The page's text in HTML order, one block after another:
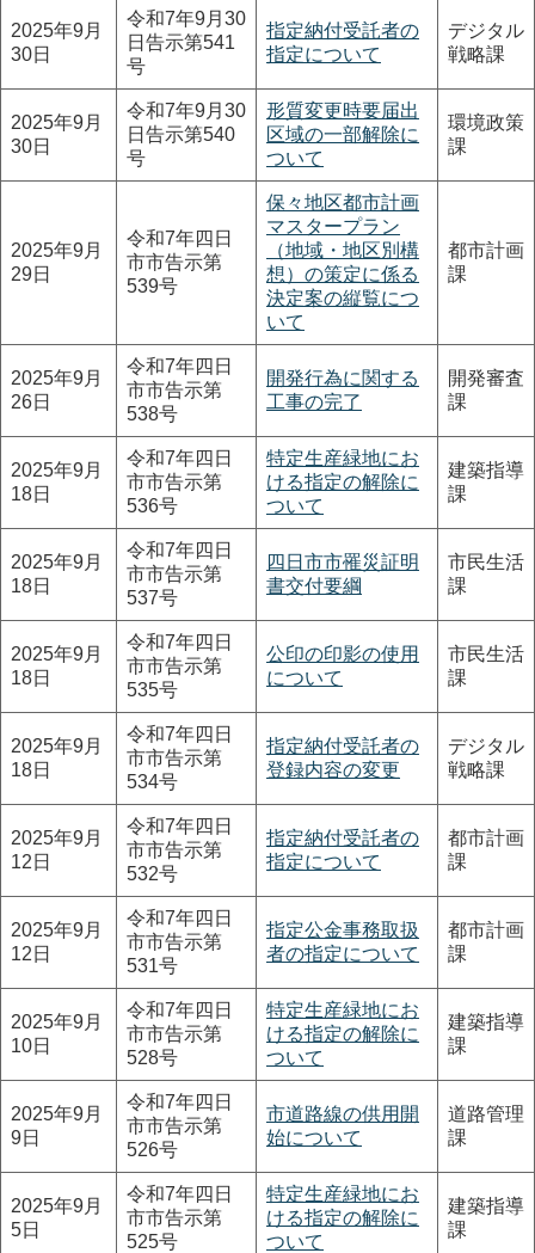
2025年9月
30日
令和7年9月30
日告示第541
号
指定納付受託者の
指定について
デジタル
戦略課
2025年9月
30日
令和7年9月30
日告示第540
号
形質変更時要届出
区域の一部解除に
ついて
環境政策
課
2025年9月
29日
令和7年四日
市市告示第
539号
保々地区都市計画
マスタープラン
（地域・地区別構
想）の策定に係る
決定案の縦覧につ
いて
都市計画
課
2025年9月
26日
令和7年四日
市市告示第
538号
開発行為に関する
工事の完了
開発審査
課
2025年9月
18日
令和7年四日
市市告示第
536号
特定生産緑地にお
ける指定の解除に
ついて
建築指導
課
2025年9月
18日
令和7年四日
市市告示第
537号
四日市市罹災証明
書交付要綱
市民生活
課
2025年9月
18日
令和7年四日
市市告示第
535号
公印の印影の使用
について
市民生活
課
2025年9月
18日
令和7年四日
市市告示第
534号
指定納付受託者の
登録内容の変更
デジタル
戦略課
2025年9月
12日
令和7年四日
市市告示第
532号
指定納付受託者の
指定について
都市計画
課
2025年9月
12日
令和7年四日
市市告示第
531号
指定公金事務取扱
者の指定について
都市計画
課
2025年9月
10日
令和7年四日
市市告示第
528号
特定生産緑地にお
ける指定の解除に
ついて
建築指導
課
2025年9月
9日
令和7年四日
市市告示第
526号
市道路線の供用開
始について
道路管理
課
2025年9月
5日
令和7年四日
市市告示第
525号
特定生産緑地にお
ける指定の解除に
ついて
建築指導
課